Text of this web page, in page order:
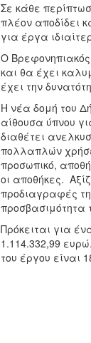
Σε κάθε
πλέον αποδίδει
για έργα
Ο
και θα έχει
έχει την
Η νέα δομή του
αίθουσα ύπνου
διαθέτει
πολλαπλών
προσωπικό,
οι αποθήκες.
προδιαγραφές
προσβασιμότητα
Πρόκειται για
1.114.332,99
του έργου είναι